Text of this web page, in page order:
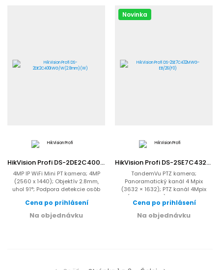
HikVision Profi DS-2DE2C400IWG/W(2.8mm)(W)
4MP IP WiFi Mini PT kamera; 4MP
(2560 x 1440); Objektív 2.8mm,
uhol 91°; Podpora detekcie osôb
Cena po prihlásení
Na objednávku
Novinka
HikVision Profi DS-2SE7C432MWG-EB/26(F0)
TandemVu PTZ kamera;
Panoramatický kanál 4 Mpix
(3632 × 1632); PTZ kanál 4Mpix
(2560 × 1440); AcuSense -
pokročilá...
Cena po prihlásení
Na objednávku